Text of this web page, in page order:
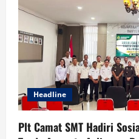
Headline
Plt Camat SMT Hadiri